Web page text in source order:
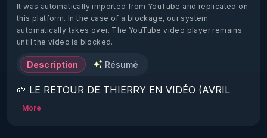
It was automatically imported from YouTube and replicated on
this platform. In the case of a blockage, our system
automatically takes over. The YouTube video player remains
until the video is blocked.
Description Résumé
🌱 LE RETOUR DE THIERRY EN VIDÉO (AVRIL
2022)!
More